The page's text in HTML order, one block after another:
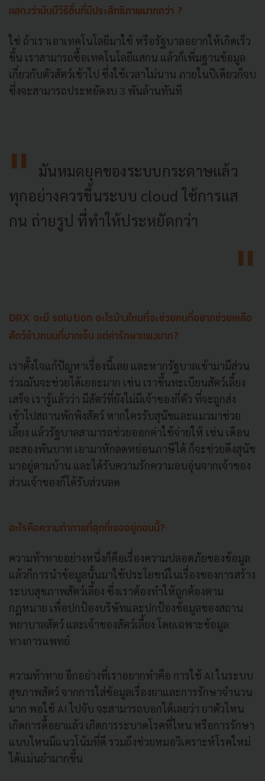
แสดงว่ามันมีวิธีอื่นที่มีประสิทธิภาพมากกว่า ?
ใช่ ถ้าเราเอาเทคโนโลยีมาใช้ หรือรัฐบาลอยากให้เกิดเร็ว
ขึ้น เราสามารถซื้อเทคโนโลยีแสกน แล้วก็เพิ่มฐานข้อมูล
เกี่ยวกับตัวสัตว์เข้าไป ซึ่งใช้เวลาไม่นาน ภายในปีเดียวก็จบ
ซึ่งจะสามารถประหยัดงบ 3 พันล้านทันที
มันหมดยุคของระบบกระดาษแล้ว
ทุกอย่างควรขึ้นระบบ cloud ใช้การแส
กน ถ่ายรูป ที่ทำให้ประหยัดกว่า
DRX จะมี solution อะไรบ้างไหมที่จะช่วยคนที่อยากช่วยเหลือ
สัตว์ข้างถนนที่บาดเจ็บ แต่ค่ารักษาแพงมาก?
เราตั้งใจแก้ปัญหาเรื่องนี้เลย และหากรัฐบาลเข้ามามีส่วน
ร่วมมันจะช่วยได้เยอะมาก เช่น เราขึ้นทะเบียนสัตว์เลี้ยง
เสร็จ เรารู้แล้วว่า มีสัตว์ที่ยังไม่มีเจ้าของกี่ตัว ที่จะถูกส่ง
เข้าไปสถานพักพิงสัตว์ หากใครรับสุนัขและแมวมาช่วย
เลี้ยง แล้วรัฐบาลสามารถช่วยออกค่าใช้จ่ายให้ เช่น เดือน
ละสองพันบาท เอามาหักลดหย่อนภาษีได้ ก็จะช่วยดึงสุนัข
มาอยู่ตามบ้าน และได้รับความรักความอบอุ่นจากเจ้าของ
ส่วนเจ้าของก็ได้รับส่วนลด
อะไรคือความท้าทายที่สุดที่เจออยู่ตอนนี้?
ความท้าทายอย่างหนึ่งก็คือเรื่องความปลอดภัยของข้อมูล
แล้วก็การนำข้อมูลนั้นมาใช้ประโยชน์ในเรื่องของการสร้าง
ระบบสุขภาพสัตว์เลี้ยง ซึ่งเราต้องทำให้ถูกต้องตาม
กฎหมาย เพื่อปกป้องบริษัทและปกป้องข้อมูลของสถาน
พยาบาลสัตว์ และเจ้าของสัตว์เลี้ยง โดยเฉพาะข้อมูล
ทางการแพทย์
ความท้าทาย อีกอย่างที่เราอยากทำคือ การใช้ AI ในระบบ
สุขภาพสัตว์ จากการใส่ข้อมูลเรื่องยาและการรักษาจำนวน
มาก พอใช้ AI ไปจับ จะสามารถบอกได้เลยว่า ยาตัวไหน
เกิดการดื้อยาแล้ว เกิดการระบาดโรคที่ไหน หรือการรักษา
แบบไหนมีแนวโน้มที่ดี รวมถึงช่วยหมอวิเคราะห์โรคใหม่
ได้แม่นยำมากขึ้น